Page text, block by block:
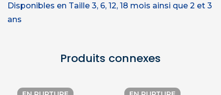
Disponibles en Taille 3, 6, 12, 18 mois ainsi que 2 et 3
ans
Produits connexes